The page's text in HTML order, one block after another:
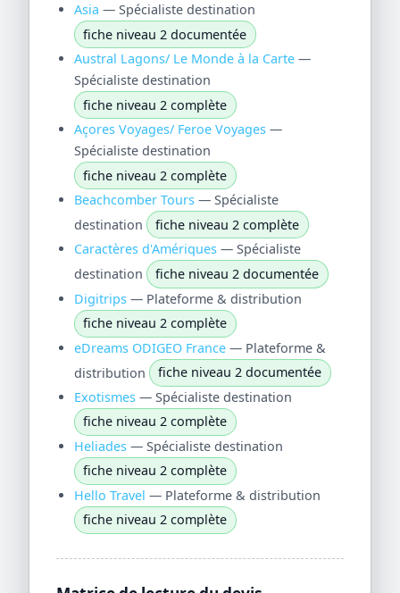
Asia — Spécialiste destination
fiche niveau 2 documentée
Austral Lagons/ Le Monde à la Carte—
Spécialiste destination
fiche niveau 2 complète
Açores Voyages/ Feroe Voyages—
Spécialiste destination
fiche niveau 2 complète
Beachcomber Tours— Spécialiste
destination
fiche niveau 2 complète
Caractères d'Amériques— Spécialiste
destination
fiche niveau 2 documentée
Digitrips— Plateforme & distribution
fiche niveau 2 complète
eDreams ODIGEO France— Plateforme &
distribution
fiche niveau 2 documentée
Exotismes— Spécialiste destination
fiche niveau 2 complète
Heliades— Spécialiste destination
fiche niveau 2 complète
Hello Travel — Plateforme & distribution
fiche niveau 2 complète